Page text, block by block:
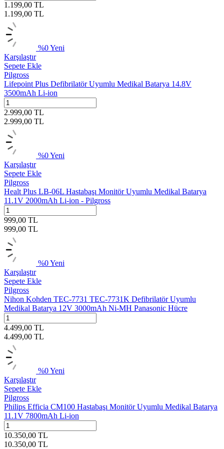
1.199,00 TL
1.199,00 TL
%0Yeni
Karşılaştır
Sepete Ekle
Pilgross
Lifepoint Plus Defibrilatör Uyumlu Medikal Batarya 14.8V
3500mAh Li-ion
2.999,00 TL
2.999,00 TL
%0Yeni
Karşılaştır
Sepete Ekle
Pilgross
Healt Plus LB-06L Hastabaşı Monitör Uyumlu Medikal Batarya
11.1V 2000mAh Li-ion - Pilgross
999,00 TL
999,00 TL
%0Yeni
Karşılaştır
Sepete Ekle
Pilgross
Nihon Kohden TEC-7731 TEC-7731K Defibrilatör Uyumlu
Medikal Batarya 12V 3000mAh Ni-MH Panasonic Hücre
4.499,00 TL
4.499,00 TL
%0Yeni
Karşılaştır
Sepete Ekle
Pilgross
Philips Efficia CM100 Hastabaşı Monitör Uyumlu Medikal Batarya
11.1V 7800mAh Li-ion
10.350,00 TL
10.350,00 TL